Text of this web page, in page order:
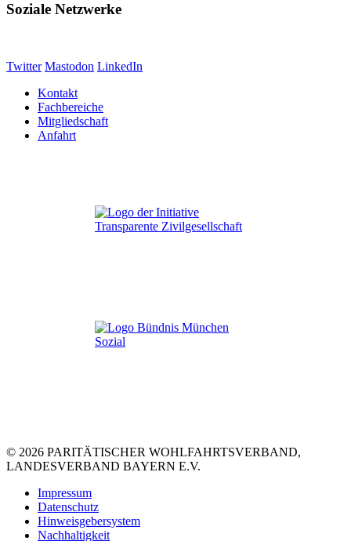
Soziale Netzwerke
Twitter Mastodon LinkedIn
Kontakt
Fachbereiche
Mitgliedschaft
Anfahrt
© 2026 PARITÄTISCHER WOHLFAHRTSVERBAND,
LANDESVERBAND BAYERN E.V.
Impressum
Datenschutz
Hinweisgebersystem
Nachhaltigkeit